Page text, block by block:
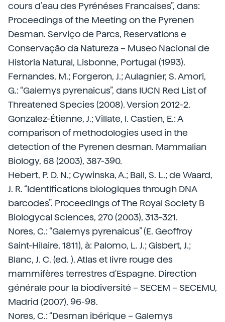
cours d’eau des Pyrénéses Francaises”, dans:
Proceedings of the Meeting on the Pyrenen
Desman. Serviço de Parcs, Reservations e
Conservação da Natureza – Museo Nacional de
Historia Natural, Lisbonne, Portugal (1993).
Fernandes, M.; Forgeron, J.; Aulagnier, S. Amori,
G.: “Galemys pyrenaicus”, dans IUCN Red List of
Threatened Species (2008). Version 2012-2.
Gonzalez-Étienne, J.; Villate, I. Castien, E.: A
comparison of methodologies used in the
detection of the Pyrenen desman. Mammalian
Biology, 68 (2003), 387-390.
Hebert, P. D. N.; Cywinska, A.; Ball, S. L.; de Waard,
J. R. “Identifications biologiques through DNA
barcodes”. Proceedings of The Royal Society B
Biologycal Sciences, 270 (2003), 313-321.
Nores, C.: “Galemys pyrenaicus” (E. Geoffroy
Saint-Hilaire, 1811), à: Palomo, L. J.; Gisbert, J.;
Blanc, J. C. (ed. ). Atlas et livre rouge des
mammifères terrestres d'Espagne. Direction
générale pour la biodiversité – SECEM – SECEMU,
Madrid (2007), 96-98.
Nores, C.: “Desman ibérique – Galemys